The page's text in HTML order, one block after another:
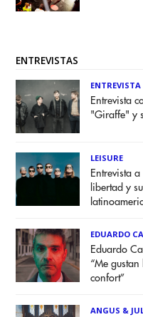
ENTREVISTAS
ENTREVISTA
Entrevista
"Giraffe" y
LEISURE
Entrevista
libertad y
EDUARDO
Eduardo
“Me
confort”
ANGUS &